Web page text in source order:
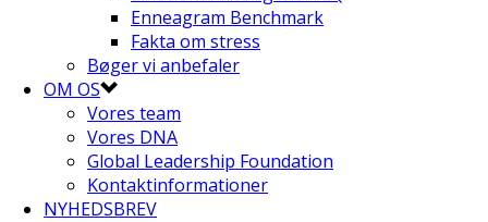
Enneagram Benchmark
Fakta om stress
Bøger vi anbefaler
OM OS
Vores team
Vores DNA
Global Leadership Foundation
Kontaktinformationer
NYHEDSBREV